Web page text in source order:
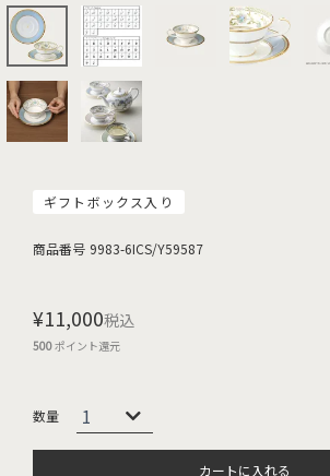
ギフトボックス入り
商品番号 9983-6ICS/Y59587
¥11,000税込
500ポイント還元
カートに入れる